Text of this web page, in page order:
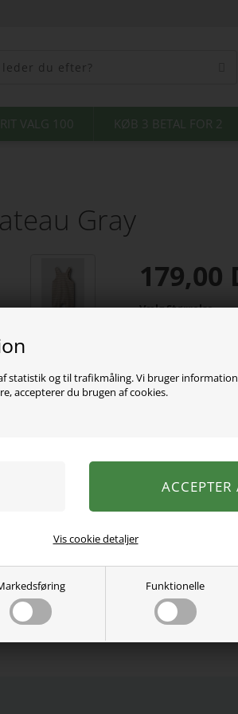
statistik og til trafikmåling. Vi bruger
accepterer du brugen af cookies.
Funktionelle
Vis cookie detaljer
VALG 100 KØB 3 BETAL FOR 2
Gray
179,00
Vælg Størrelse
Komfortable
lavet i blød,
for ekstra
knap og trykknap.
89% Økologisk